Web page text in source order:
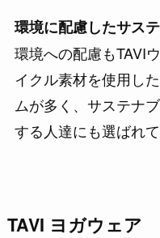
環境に配慮したサス
環境への配慮もTAVI
イクル素材を使用し
ムが多く、サステナ
する人達にも選ばれて
TAVI ヨガウェア